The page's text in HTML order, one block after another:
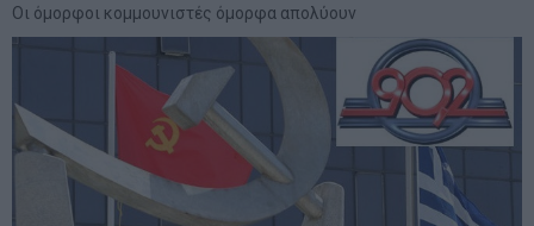
Οι όμορφοι κομμουνιστές όμορφα απολύουν